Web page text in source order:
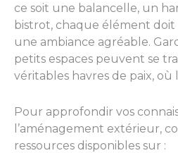
ce soit une balancelle, un
bistrot, chaque élément
une ambiance agréable.
petits espaces peuvent se
véritables havres de paix, où
Pour approfondir vos
l’aménagement extérieur,
ressources disponibles sur :